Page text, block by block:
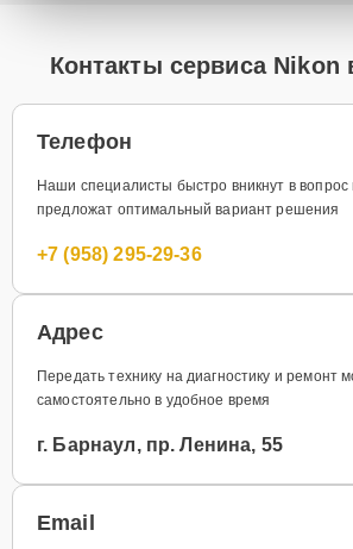
Контакты сервиса Nikon
Телефон
Наши специалисты быстро вникнут в вопрос
предложат оптимальный вариант решения
+7 (958) 295-29-36
Адрес
Передать технику на диагностику и ремонт
самостоятельно в удобное время
г. Барнаул, пр. Ленина, 55
Email